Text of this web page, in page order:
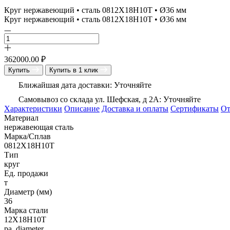
Круг нержавеющий • сталь 0812Х18Н10Т • Ø36 мм
Круг нержавеющий • сталь 0812Х18Н10Т • Ø36 мм
362000.00 ₽
Купить Купить в 1 клик
Ближайшая дата доставки: Уточняйте
Самовывоз со склада ул. Шефская, д 2А: Уточняйте
Характеристики Описание Доставка и оплаты Сертификаты
Материал
нержавеющая сталь
Марка/Сплав
0812Х18Н10Т
Тип
круг
Ед. продажи
т
Диаметр (мм)
36
Марка стали
12Х18Н10Т